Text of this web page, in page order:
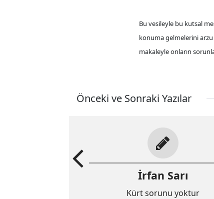
Bu vesileyle bu kutsal
konuma gelmelerini
makaleyle onların
Önceki ve Sonraki Yazılar
İrfan Sarı
Kürt sorunu yoktur